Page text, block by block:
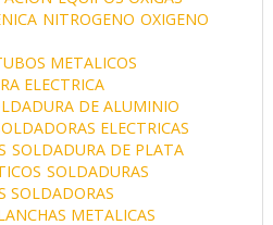
NITROGENO OXIGENO
METALICOS
ELECTRICA
DE ALUMINIO
ELECTRICAS
SOLDADURA DE PLATA
SOLDADURAS
SOLDADORAS
METALICAS